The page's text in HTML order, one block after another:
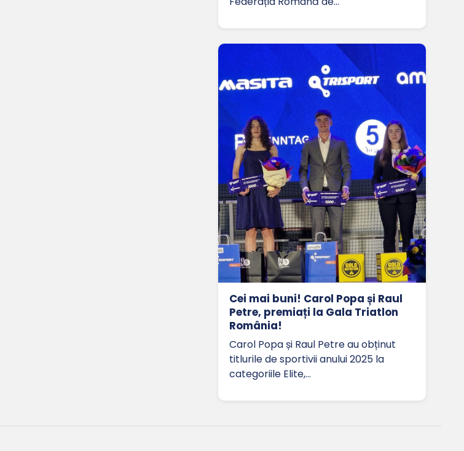
Cei mai buni! Carol Popa și Raul
Petre, premiați la Gala Triatlon
România!
Carol Popa și Raul Petre au obținut
titlurile de sportivii anului 2025 la
categoriile Elite,…